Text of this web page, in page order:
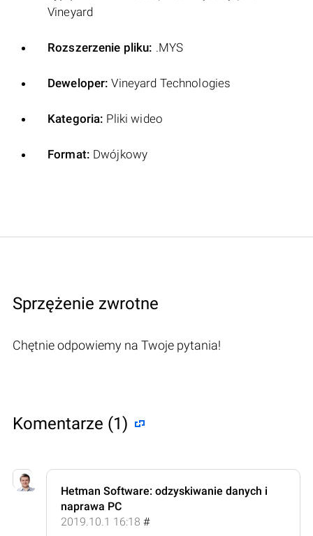
Vineyard
Rozszerzenie pliku: .MYS
Deweloper: Vineyard Technologies
Kategoria: Pliki wideo
Format: Dwójkowy
Sprzężenie zwrotne
Chętnie odpowiemy na Twoje pytania!
Komentarze (1)
Hetman Software: odzyskiwanie danych i
naprawa PC
2019.10.1 16:18 #